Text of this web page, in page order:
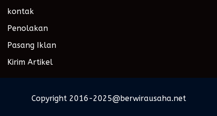
kontak
Penolakan
Pasang Iklan
Kirim Artikel
Copyright 2016-2025@berwirausaha.net